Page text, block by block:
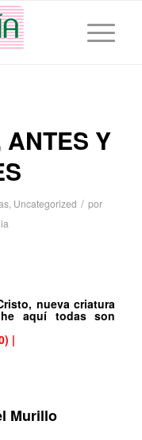
Y
, Uncategorized / por
nueva criatura
aquí todas son
|
Murillo